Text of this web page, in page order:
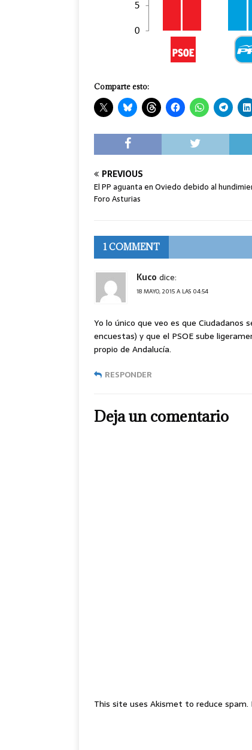
Comparte esto:
PREVIOUS
El PP aguanta en Oviedo debido al
Foro Asturias
1 COMMENT
Kuco dice:
18 MAYO, 2015 A LAS 04:54
Yo lo único que veo es que Ciudadanos
encuestas) y que el PSOE sube
propio de Andalucía.
RESPONDER
Deja un comentario
This site uses Akismet to reduce spam.